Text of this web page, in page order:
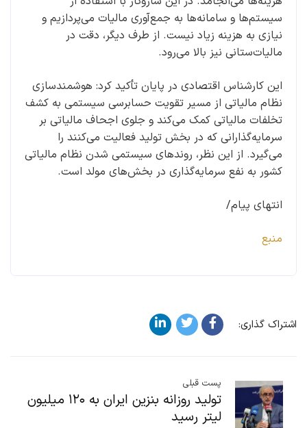
سیستم‌ها و سامانه‌ها به جمع‌آوری مالیات می‌پردازیم و
نیازی به هزینه زیاد نیست. از طرف دیگر، دقت در
مالیات‌ستانی نیز بالا می‌رود.
این کارشناس اقتصادی در پایان تأکید کرد: هوشمندسازی
نظام مالیاتی از مسیر تقویت حسابرسی سیستمی به کشف
تخلفات مالیاتی کمک می‌کند و جلوی اجحاف مالیاتی بر
سرمایه‌گذارانی که در بخش تولید فعالیت می‌کنند را
می‌گیرد. از این نظر، روندهای سیستمی شدن نظام مالیاتی
کشور به نفع سرمایه‌گذاری در بخش‌های مولد است.
انتهای پیام/
منبع
اشتراک گذاری:
پست قبلی
تولید روزانه بنزین ایران به ۱۲۰ میلیون
لیتر رسید